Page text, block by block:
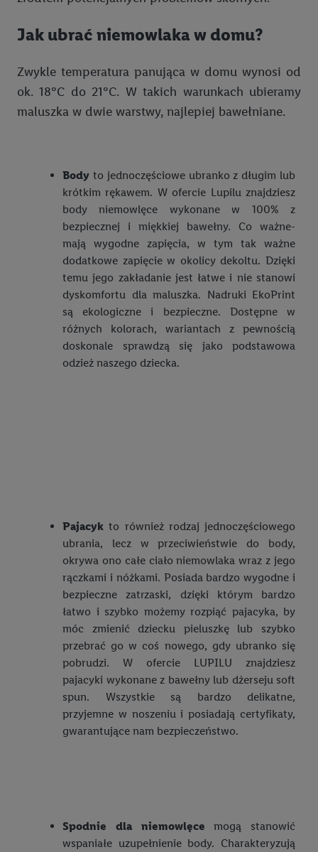
Naturalne ubrania i pościel z lnu – idealne na upały i nie tylko
Moda plażowa – co nosi się w tym sezonie?
Styl marynarski
Ponadczasowy jeans
Męskie stylizacje casualowe
Kurtki i płaszcze plus size – odzież wierzchnia na każdą okazję
Moda plus size: rozmiary, ogólne zasady i najczęściej
popełniane błędy
Sukienki plus size - jak dobrać sukienkę na różne okazje?
Jak ubrać się modnie i z klasą na specjalną okazję?
Bielizna plus size – rodzaje, jak odpowiednio dobrać, na co
Jak wykonać torebki na prezenty z opakowań Tetra Pak?
śniadaniowego? Poradnik DIY
Wyjątkowe Święta Bożego Narodzenia z Kingą Paruzel 2023
Świąteczne inspiracje z Kingą Paruzel 2022
Pierwsze święta z niemowlakiem
Pomysły na kalendarze adwentowe
Dania wigilijne dla dzieci i niemowląt
Ozdoby świąteczne do twojego domu – zainspiruj się!
Ozdoby świąteczne na zewnątrz – co wybrać?
Postanowienia noworoczne
Prezent na dzień dziecka – dla dziewczynki i chłopca
Świąteczne prezenty dla dzieci – co kupić pod choinkę?
Prezenty świąteczne - pomysły na prezenty dla każdego
Jak ubrać niemowlaka w domu?
Zwykle temperatura panująca w domu wynosi od
ok. 18°C do 21°C. W takich warunkach ubieramy
maluszka w dwie warstwy, najlepiej bawełniane.
Body to jednoczęściowe ubranko z długim lub
krótkim rękawem. W ofercie Lupilu znajdziesz
body niemowlęce wykonane w 100% z
bezpiecznej i miękkiej bawełny. Co ważne-
mają wygodne zapięcia, w tym tak ważne
dodatkowe zapięcie w okolicy dekoltu. Dzięki
temu jego zakładanie jest łatwe i nie stanowi
dyskomfortu dla maluszka. Nadruki EkoPrint
są ekologiczne i bezpieczne. Dostępne w
różnych kolorach, wariantach z pewnością
doskonale sprawdzą się jako podstawowa
odzież naszego dziecka.
Pajacykto również rodzaj jednoczęściowego
ubrania, lecz w przeciwieństwie do body,
okrywa ono całe ciało niemowlaka wraz z jego
rączkami i nóżkami. Posiada bardzo wygodne i
bezpieczne zatrzaski, dzięki którym bardzo
łatwo i szybko możemy rozpiąć pajacyka, by
móc zmienić dziecku pieluszkę lub szybko
przebrać go w coś nowego, gdy ubranko się
pobrudzi. W ofercie LUPILU znajdziesz
pajacyki wykonane z bawełny lub dżerseju soft
spun. Wszystkie są bardzo delikatne,
przyjemne w noszeniu i posiadają certyfikaty,
gwarantujące nam bezpieczeństwo.
Spodnie dla niemowlęcemogą stanowić
wspaniałe uzupełnienie body. Charakteryzują